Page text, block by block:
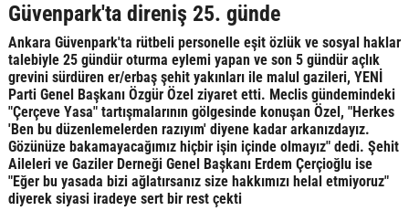
Güvenpark'ta direniş 25. günde
Ankara Güvenpark'ta rütbeli personelle eşit özlük ve sosyal haklar
talebiyle 25 gündür oturma eylemi yapan ve son 5 gündür açlık
grevini sürdüren er/erbaş şehit yakınları ile malul gazileri, YENİ
Parti Genel Başkanı Özgür Özel ziyaret etti. Meclis gündemindeki
"Çerçeve Yasa" tartışmalarının gölgesinde konuşan Özel, "Herkes
'Ben bu düzenlemelerden razıyım' diyene kadar arkanızdayız.
Gözünüze bakamayacağımız hiçbir işin içinde olmayız" dedi. Şehit
Aileleri ve Gaziler Derneği Genel Başkanı Erdem Çerçioğlu ise
"Eğer bu yasada bizi ağlatırsanız size hakkımızı helal etmiyoruz"
diyerek siyasi iradeye sert bir rest çekti